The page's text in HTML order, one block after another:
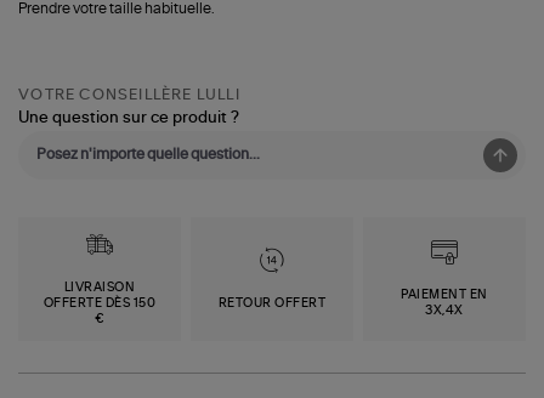
Héritage
Prendre votre taille habituelle.
VOTRE CONSEILLÈRE LULLI
Une question sur ce produit ?
LIVRAISON
OFFERTE DÈS 150
€
RETOUR OFFERT
PAIEMENT EN
3X,4X